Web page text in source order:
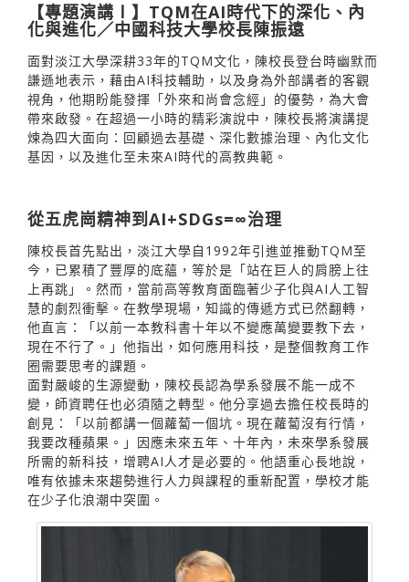
【專題演講Ⅰ】TQM在AI時代下的深化、內
化與進化／中國科技大學校長陳振遠
面對淡江大學深耕33年的TQM文化，陳校長登台時幽默而
謙遜地表示，藉由AI科技輔助，以及身為外部講者的客觀
視角，他期盼能發揮「外來和尚會念經」的優勢，為大會
帶來啟發。在超過一小時的精彩演說中，陳校長將演講提
煉為四大面向：回顧過去基礎、深化數據治理、內化文化
基因，以及進化至未來AI時代的高教典範。
從五虎崗精神到AI+SDGs=∞治理
陳校長首先點出，淡江大學自1992年引進並推動TQM至
今，已累積了豐厚的底蘊，等於是「站在巨人的肩膀上往
上再跳」。然而，當前高等教育面臨著少子化與AI人工智
慧的劇烈衝擊。在教學現場，知識的傳遞方式已然翻轉，
他直言：「以前一本教科書十年以不變應萬變要教下去，
現在不行了。」他指出，如何應用科技，是整個教育工作
圈需要思考的課題。
面對嚴峻的生源變動，陳校長認為學系發展不能一成不
變，師資聘任也必須隨之轉型。他分享過去擔任校長時的
創見：「以前都講一個蘿蔔一個坑。現在蘿蔔沒有行情，
我要改種蘋果。」因應未來五年、十年內，未來學系發展
所需的新科技，增聘AI人才是必要的。他語重心長地說，
唯有依據未來趨勢進行人力與課程的重新配置，學校才能
在少子化浪潮中突圍。